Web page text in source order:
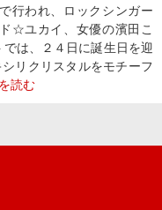
行われ、ロックシンガー
☆ユカイ、女優の濱田こ
は、２４日に誕生日を迎
リクリスタルをモチーフ
読む